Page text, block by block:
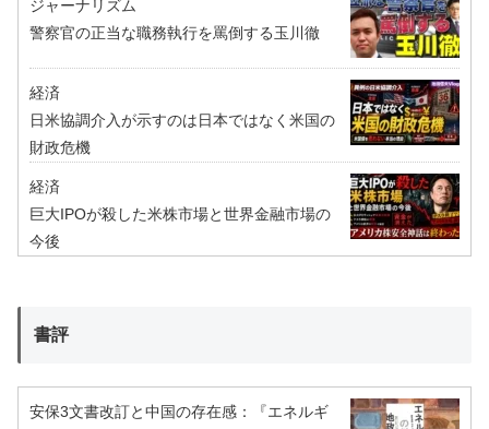
ジャーナリズム
警察官の正当な職務執行を罵倒する玉川徹
経済
日米協調介入が示すのは日本ではなく米国の
財政危機
経済
巨大IPOが殺した米株市場と世界金融市場の
今後
書評
安保3文書改訂と中国の存在感：『エネルギ